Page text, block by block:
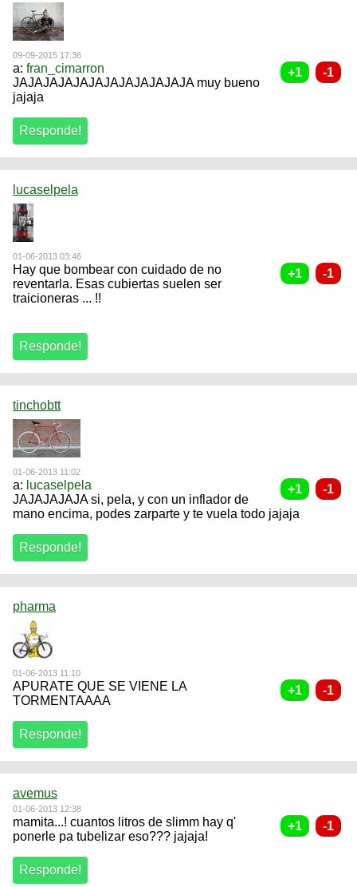
09-09-2015 17:36
a: fran_cimarron
JAJAJAJAJAJAJAJAJAJAJAJA muy bueno
jajaja
lucaselpela
01-06-2013 03:46
Hay que bombear con cuidado de no
reventarla. Esas cubiertas suelen ser
traicioneras ... !!
tinchobtt
01-06-2013 11:02
a: lucaselpela
JAJAJAJAJA si, pela, y con un inflador de
mano encima, podes zarparte y te vuela todo jajaja
pharma
01-06-2013 11:10
APURATE QUE SE VIENE LA
TORMENTAAAA
avemus
01-06-2013 12:38
mamita...! cuantos litros de slimm hay q'
ponerle pa tubelizar eso??? jajaja!